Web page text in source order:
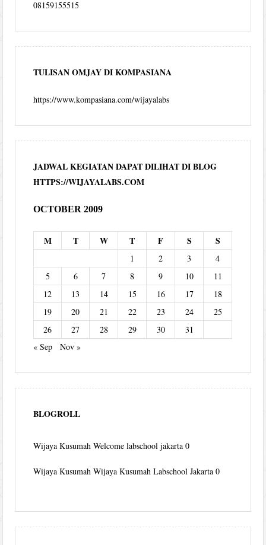
08159155515
TULISAN OMJAY DI KOMPASIANA
https://www.kompasiana.com/wijayalabs
JADWAL KEGIATAN DAPAT DILIHAT DI BLOG
HTTPS://WIJAYALABS.COM
OCTOBER 2009
M T W T F S S
1 2 3
4
5
6 7 8 9 10
11
12
13 14 15 16 17
18
19
20 21 22 23 24
25
26
27 28 29 30
31
« Sep
Nov »
BLOGROLL
Wijaya Kusumah Welcome labschool jakarta 0
Wijaya Kusumah Wijaya Kusumah Labschool Jakarta 0